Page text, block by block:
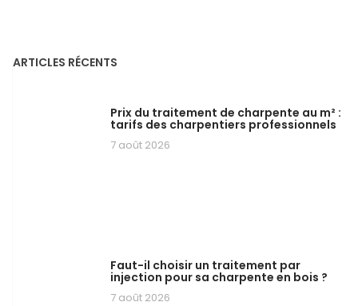
ARTICLES RÉCENTS
Prix du traitement de charpente au m² :
tarifs des charpentiers professionnels
7 août 2026
Faut-il choisir un traitement par
injection pour sa charpente en bois ?
7 août 2026